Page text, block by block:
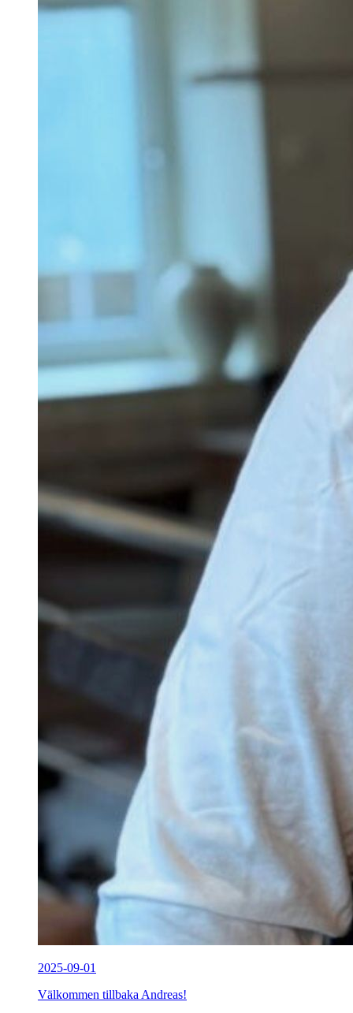
2025-09-01
Välkommen tillbaka Andreas!